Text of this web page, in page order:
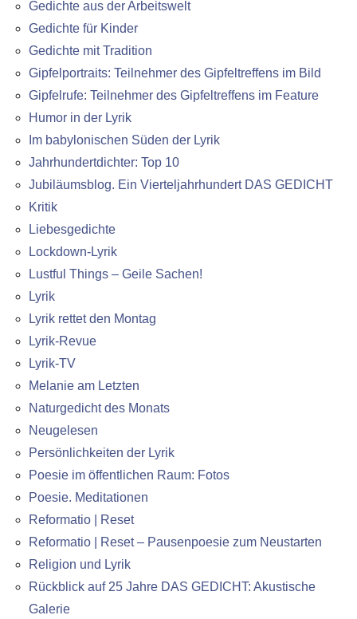
Gedichte aus der Arbeitswelt
Gedichte für Kinder
Gedichte mit Tradition
Gipfelportraits: Teilnehmer des Gipfeltreffens im Bild
Gipfelrufe: Teilnehmer des Gipfeltreffens im Feature
Humor in der Lyrik
Im babylonischen Süden der Lyrik
Jahrhundertdichter: Top 10
Jubiläumsblog. Ein Vierteljahrhundert DAS GEDICHT
Kritik
Liebesgedichte
Lockdown-Lyrik
Lustful Things – Geile Sachen!
Lyrik
Lyrik rettet den Montag
Lyrik-Revue
Lyrik-TV
Melanie am Letzten
Naturgedicht des Monats
Neugelesen
Persönlichkeiten der Lyrik
Poesie im öffentlichen Raum: Fotos
Poesie. Meditationen
Reformatio | Reset
Reformatio | Reset – Pausenpoesie zum Neustarten
Religion und Lyrik
Rückblick auf 25 Jahre DAS GEDICHT: Akustische
Galerie